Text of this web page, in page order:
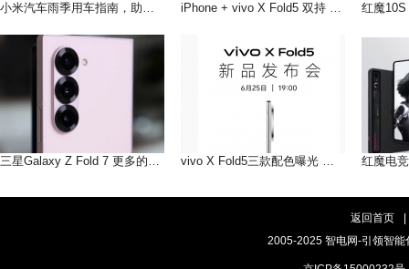
小米汽车雨季用车指南，助您在雨季安全出行 iPhone + vivo X Fold5 双持 以长补短互联互通双倍快乐!
三星Galaxy Z Fold 7 更多的AI即将到来 vivo X Fold5三款配色曝光 轻薄手感，和你好搭
返回首页
2005-2025 智电网-引领智